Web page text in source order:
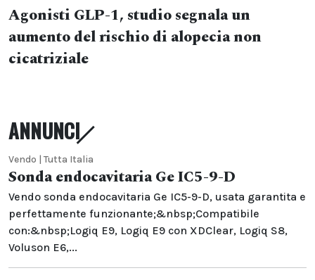
Agonisti GLP-1, studio segnala un
aumento del rischio di alopecia non
cicatriziale
ANNUNCI
Vendo | Tutta Italia
Sonda endocavitaria Ge IC5-9-D
Vendo sonda endocavitaria Ge IC5-9-D, usata garantita e
perfettamente funzionante;&nbsp;Compatibile
con:&nbsp;Logiq E9, Logiq E9 con XDClear, Logiq S8,
Voluson E6,...